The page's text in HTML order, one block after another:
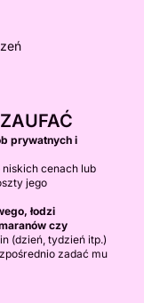
prywatnych i
cenach lub
jego
łodzi
czy
(dzień, tydzień itp.)
zadać mu